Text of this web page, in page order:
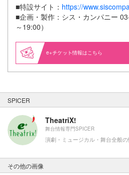
■特設サイト： https://
■企画・製作：シス・カンパニー
～19:00）
e+ 情報はこちら
SPICER
TheatriX!
舞台情報専門SPICER
演劇・ミュージカル・舞台全般の
その他の画像